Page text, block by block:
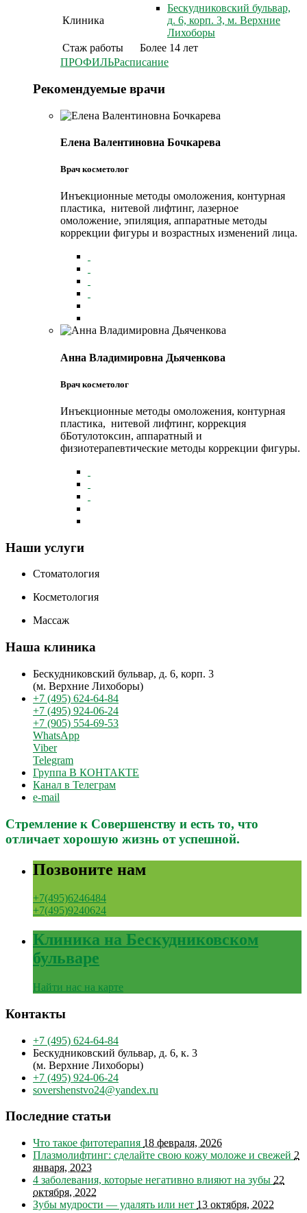
Клиника
Бескудниковский бульвар,
д. 6, корп. 3, м. Верхние
Лихоборы
Стаж работы
Более 14 лет
ПРОФИЛЬРасписание
Рекомендуемые врачи
Елена Валентиновна Бочкарева
Врач косметолог
Инъекционные методы омоложения, контурная
пластика, нитевой лифтинг, лазерное
омоложение, эпиляция, аппаратные методы
коррекции фигуры и возрастных изменений лица.
Анна Владимировна Дьяченкова
Врач косметолог
Инъекционные методы омоложения, контурная
пластика, нитевой лифтинг, коррекция
бБотулотоксин, аппаратный и
физиотерапевтические методы коррекции фигуры.
Наши услуги
Стоматология
Косметология
Массаж
Наша клиника
Бескудниковский бульвар, д. 6, корп. 3
(м. Верхние Лихоборы)
+7 (495) 624-64-84
+7 (495) 924-06-24
+7 (905) 554-69-53
WhatsApp
Viber
Telegram
Группа В КОНТАКТЕ
Канал в Телеграм
e-mail
Стремление к Совершенству и есть то, что
отличает хорошую жизнь от успешной.
Позвоните нам
+7(495)6246484
+7(495)9240624
Клиника на Бескудниковском
бульваре
Найти нас на карте
Контакты
+7 (495) 624-64-84
Бескудниковский бульвар, д. 6, к. 3
(м. Верхние Лихоборы)
+7 (495) 924-06-24
sovershenstvo24@yandex.ru
Последние статьи
Что такое фитотерапия 18 февраля, 2026
Плазмолифтинг: сделайте свою кожу моложе и свежей 2
января, 2023
4 заболевания, которые негативно влияют на зубы 22
октября, 2022
Зубы мудрости — удалять или нет 13 октября, 2022